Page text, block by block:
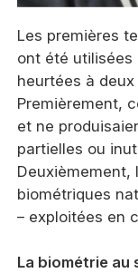
Les premières
ont été utilisées
heurtées à
Premièrement,
et ne
partielles ou
Deuxièmement,
biométriques
– exploitées en
La biométrie au